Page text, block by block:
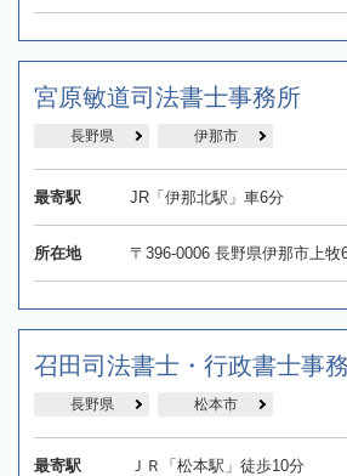
宮原敏道司法書士事務所
長野県 伊那市
最寄駅 JR「伊那北駅」車6分
所在地 〒396-0006 長野県伊那市上牧
召田司法書士・行政書士事
長野県 松本市
最寄駅 ＪＲ「松本駅」徒歩10分